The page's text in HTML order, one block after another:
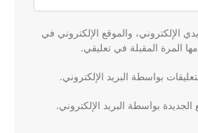
الإلكتروني، والموقع الإلكتروني في
المرة المقبلة في تعليقي.
بواسطة البريد الإلكتروني.
الجديدة بواسطة البريد الإلكتروني.